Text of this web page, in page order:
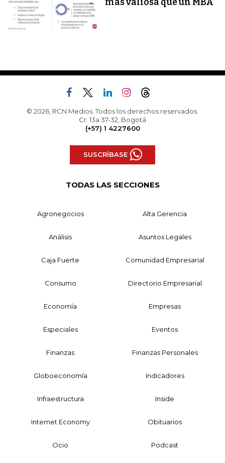
más valiosa que un MBA
© 2026, RCN Medios. Todos los derechos reservados.
Cr. 13a 37-32, Bogotá
(+57) 1 4227600
SUSCRÍBASE
TODAS LAS SECCIONES
Agronegocios Alta Gerencia
Análisis Asuntos Legales
Caja Fuerte Comunidad Empresarial
Consumo Directorio Empresarial
Economía Empresas
Especiales Eventos
Finanzas Finanzas Personales
Globoeconomía Indicadores
Infraestructura Inside
Internet Economy Obituarios
Ocio Podcast